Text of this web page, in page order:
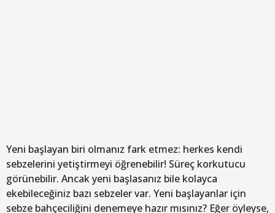
Yeni başlayan biri olmanız fark etmez: herkes kendi
sebzelerini yetiştirmeyi öğrenebilir! Süreç korkutucu
görünebilir. Ancak yeni başlasanız bile kolayca
ekebileceğiniz bazı sebzeler var. Yeni başlayanlar için
sebze bahçeciliğini denemeye hazır mısınız? Eğer öyleyse,